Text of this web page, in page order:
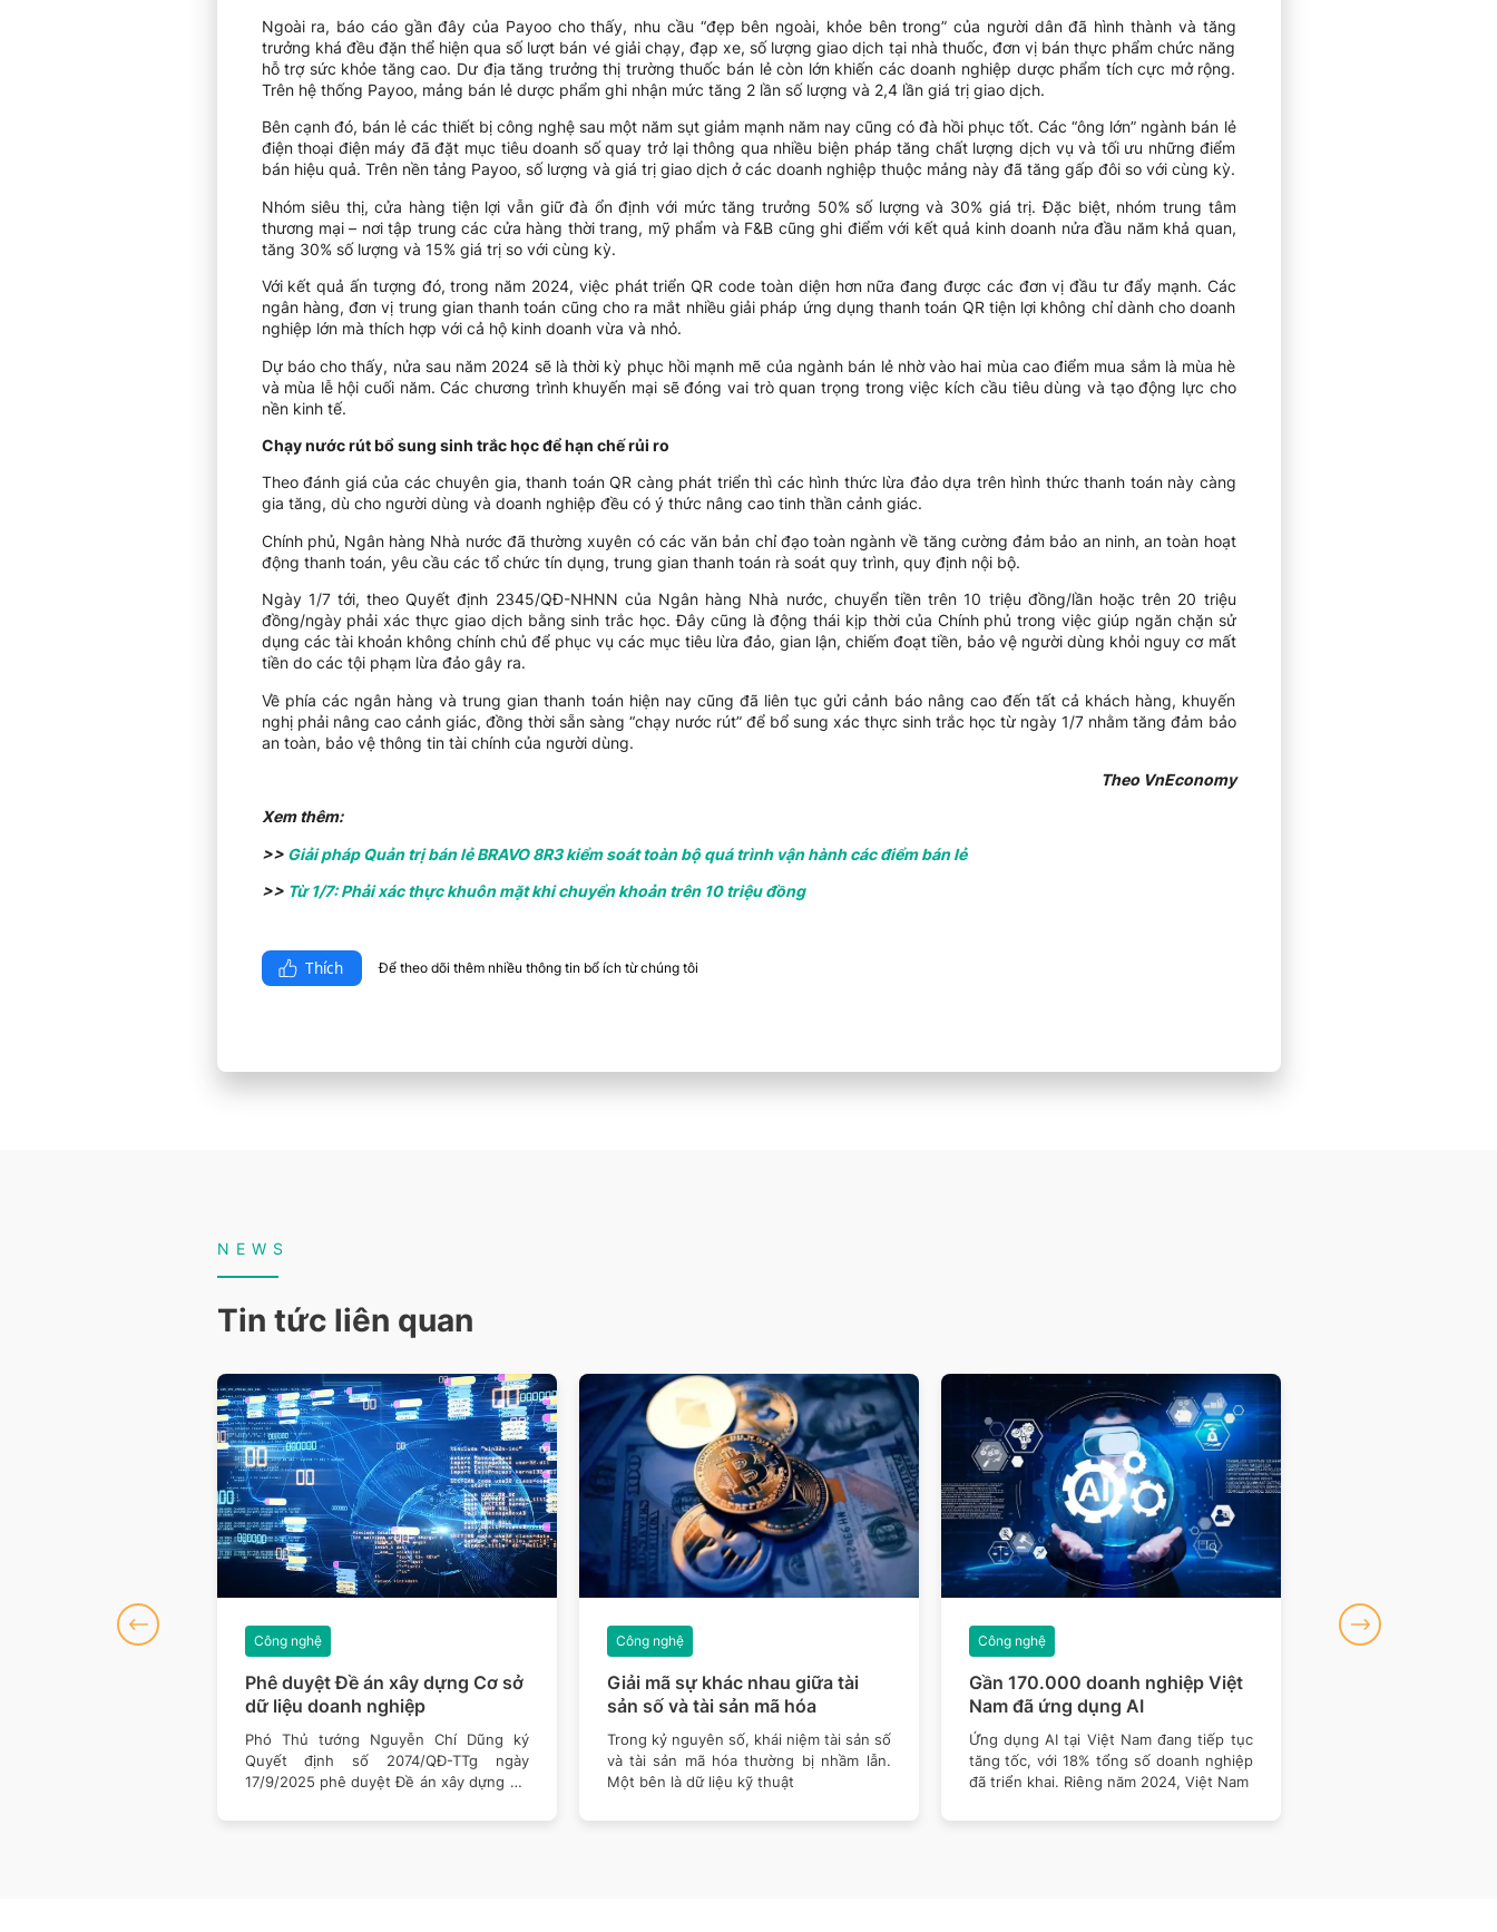
Ngoài ra, báo cáo gần đây của Payoo cho thấy, nhu cầu “đẹp bên ngoài, khỏe bên trong” của người dân đã hình thành và tăng
trưởng khá đều đặn thể hiện qua số lượt bán vé giải chạy, đạp xe, số lượng giao dịch tại nhà thuốc, đơn vị bán thực phẩm chức năng
hỗ trợ sức khỏe tăng cao. Dư địa tăng trưởng thị trường thuốc bán lẻ còn lớn khiến các doanh nghiệp dược phẩm tích cực mở rộng.
Trên hệ thống Payoo, mảng bán lẻ dược phẩm ghi nhận mức tăng 2 lần số lượng và 2,4 lần giá trị giao dịch.
Bên cạnh đó, bán lẻ các thiết bị công nghệ sau một năm sụt giảm mạnh năm nay cũng có đà hồi phục tốt. Các “ông lớn” ngành bán lẻ
điện thoại điện máy đã đặt mục tiêu doanh số quay trở lại thông qua nhiều biện pháp tăng chất lượng dịch vụ và tối ưu những điểm
bán hiệu quả. Trên nền tảng Payoo, số lượng và giá trị giao dịch ở các doanh nghiệp thuộc mảng này đã tăng gấp đôi so với cùng kỳ.
Nhóm siêu thị, cửa hàng tiện lợi vẫn giữ đà ổn định với mức tăng trưởng 50% số lượng và 30% giá trị. Đặc biệt, nhóm trung tâm
thương mại – nơi tập trung các cửa hàng thời trang, mỹ phẩm và F&B cũng ghi điểm với kết quả kinh doanh nửa đầu năm khả quan,
tăng 30% số lượng và 15% giá trị so với cùng kỳ.
Với kết quả ấn tượng đó, trong năm 2024, việc phát triển QR code toàn diện hơn nữa đang được các đơn vị đầu tư đẩy mạnh. Các
ngân hàng, đơn vị trung gian thanh toán cũng cho ra mắt nhiều giải pháp ứng dụng thanh toán QR tiện lợi không chỉ dành cho doanh
nghiệp lớn mà thích hợp với cả hộ kinh doanh vừa và nhỏ.
Dự báo cho thấy, nửa sau năm 2024 sẽ là thời kỳ phục hồi mạnh mẽ của ngành bán lẻ nhờ vào hai mùa cao điểm mua sắm là mùa hè
và mùa lễ hội cuối năm. Các chương trình khuyến mại sẽ đóng vai trò quan trọng trong việc kích cầu tiêu dùng và tạo động lực cho
nền kinh tế.
Chạy nước rút bổ sung sinh trắc học để hạn chế rủi ro
Theo đánh giá của các chuyên gia, thanh toán QR càng phát triển thì các hình thức lừa đảo dựa trên hình thức thanh toán này càng
gia tăng, dù cho người dùng và doanh nghiệp đều có ý thức nâng cao tinh thần cảnh giác.
Chính phủ, Ngân hàng Nhà nước đã thường xuyên có các văn bản chỉ đạo toàn ngành về tăng cường đảm bảo an ninh, an toàn hoạt
động thanh toán, yêu cầu các tổ chức tín dụng, trung gian thanh toán rà soát quy trình, quy định nội bộ.
Ngày 1/7 tới, theo Quyết định 2345/QĐ-NHNN của Ngân hàng Nhà nước, chuyển tiền trên 10 triệu đồng/lần hoặc trên 20 triệu
đồng/ngày phải xác thực giao dịch bằng sinh trắc học. Đây cũng là động thái kịp thời của Chính phủ trong việc giúp ngăn chặn sử
dụng các tài khoản không chính chủ để phục vụ các mục tiêu lừa đảo, gian lận, chiếm đoạt tiền, bảo vệ người dùng khỏi nguy cơ mất
tiền do các tội phạm lừa đảo gây ra.
Về phía các ngân hàng và trung gian thanh toán hiện nay cũng đã liên tục gửi cảnh báo nâng cao đến tất cả khách hàng, khuyến
nghị phải nâng cao cảnh giác, đồng thời sẵn sàng “chạy nước rút” để bổ sung xác thực sinh trắc học từ ngày 1/7 nhằm tăng đảm bảo
an toàn, bảo vệ thông tin tài chính của người dùng.
Theo VnEconomy
Xem thêm:
>> Giải pháp Quản trị bán lẻ BRAVO 8R3 kiểm soát toàn bộ quá trình vận hành các điểm bán lẻ
>> Từ 1/7: Phải xác thực khuôn mặt khi chuyển khoản trên 10 triệu đồng
Thích Để theo dõi thêm nhiều thông tin bổ ích từ chúng tôi​
NEWS
Tin tức liên quan
Phê duyệt Đề án xây dựng Cơ sở
dữ liệu doanh nghiệp
Công nghệ
Phó Thủ tướng Nguyễn Chí Dũng ký
Quyết định số 2074/QĐ-TTg ngày
17/9/2025 phê duyệt Đề án xây dựng Cơ
Giải mã sự khác nhau giữa tài
sản số và tài sản mã hóa
Công nghệ
Trong kỷ nguyên số, khái niệm tài sản số
và tài sản mã hóa thường bị nhầm lẫn.
Một bên là dữ liệu kỹ thuật
Gần 170.000 doanh nghiệp Việt
Nam đã ứng dụng AI
Công nghệ
Ứng dụng AI tại Việt Nam đang tiếp tục
tăng tốc, với 18% tổng số doanh nghiệp
đã triển khai. Riêng năm 2024, Việt Nam
Công nghệ